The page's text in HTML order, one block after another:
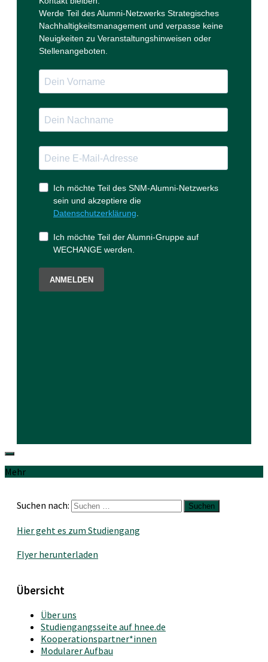
Mehr
Suchen nach:
Hier geht es zum Studiengang
Flyer herunterladen
Übersicht
Über uns
Studiengangsseite auf hnee.de
Kooperationspartner*innen
Modularer Aufbau